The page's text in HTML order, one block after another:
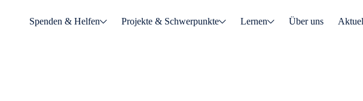
Spenden & Helfen Projekte & Schwerpunkte Lernen Über uns